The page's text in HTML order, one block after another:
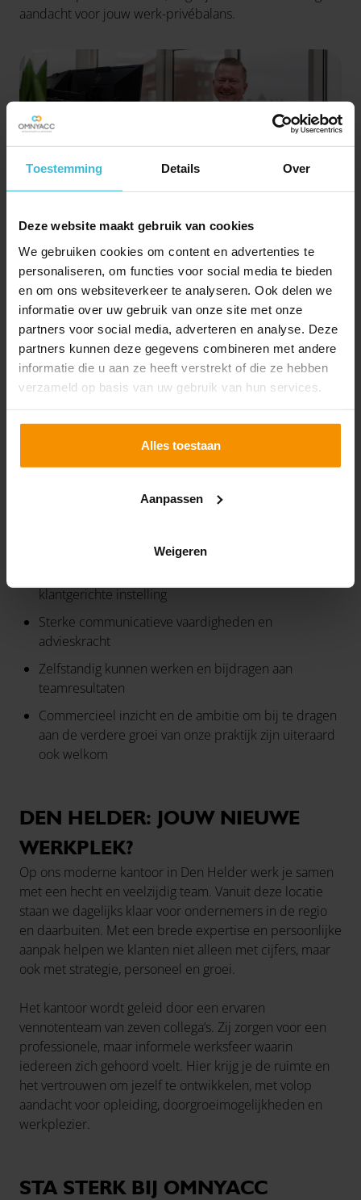
Toestemming Details Over
Deze website maakt gebruik van cookies
We gebruiken cookies om content en advertenties te
personaliseren, om functies voor social media te bieden
en om ons websiteverkeer te analyseren. Ook delen we
informatie over uw gebruik van onze site met onze
partners voor social media, adverteren en analyse. Deze
partners kunnen deze gegevens combineren met andere
informatie die u aan ze heeft verstrekt of die ze hebben
verzameld op basis van uw gebruik van hun services.
Alles toestaan
Aanpassen
Weigeren
aandacht voor jouw werk-privébalans.
JOUW INBRENG
WO-opleiding in Fiscaal Recht of Fiscale Economie
fiscale adviespraktijk
klantgerichte instelling
Sterke communicatieve vaardigheden en
advieskracht
Zelfstandig kunnen werken en bijdragen aan
teamresultaten
Commercieel inzicht en de ambitie om bij te dragen
aan de verdere groei van onze praktijk zijn uiteraard
ook welkom
DEN HELDER: JOUW NIEUWE
WERKPLEK?
Op ons moderne kantoor in Den Helder werk je samen
met een hecht en veelzijdig team. Vanuit deze locatie
staan we dagelijks klaar voor ondernemers in de regio
en daarbuiten. Met een brede expertise en persoonlijke
aanpak helpen we klanten niet alleen met cijfers, maar
ook met strategie, personeel en groei.
Het kantoor wordt geleid door een ervaren
vennotenteam van zeven collega’s. Zij zorgen voor een
professionele, maar informele werksfeer waarin
iedereen zich gehoord voelt. Hier krijg je de ruimte en
het vertrouwen om jezelf te ontwikkelen, met volop
aandacht voor opleiding, doorgroeimogelijkheden en
werkplezier.
STA STERK BIJ OMNYACC